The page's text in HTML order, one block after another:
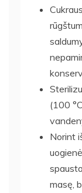
(100
Norint
masę,